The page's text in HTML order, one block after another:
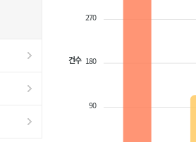
270
180
90
건수